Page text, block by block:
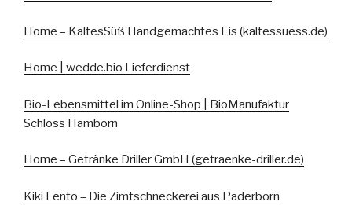
Home – KaltesSüß Handgemachtes Eis (kaltessuess.de)
Home | wedde.bio Lieferdienst
Bio-Lebensmittel im Online-Shop | BioManufaktur
Schloss Hamborn
Home – Getränke Driller GmbH (getraenke-driller.de)
Kiki Lento – Die Zimtschneckerei aus Paderborn